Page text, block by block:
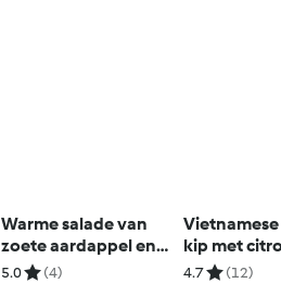
Warme salade van
zoete aardappel en
kikkererwten
5.0 (4)
kip met
en rijst
4.7 (12)